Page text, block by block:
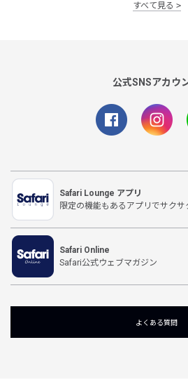
すべて見る
公式SNSアカウ
Safari Lounge アプリ
限定の機能もあるアプリでサクサ
Safari Online
Safari公式ウェブマガジン
よくある質問